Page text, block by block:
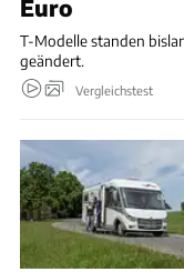
Euro
T-Modelle standen
geändert.
Vergleichstest